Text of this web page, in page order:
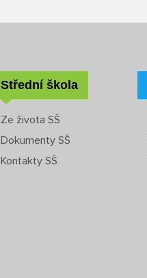
Střední škola
Ze života SŠ
Dokumenty SŠ
Kontakty SŠ